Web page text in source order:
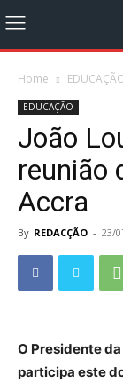
Home
EDUCAÇÃO
João
reunião
Accra
By REDACÇÃO - 23/
O Presidente
participa este